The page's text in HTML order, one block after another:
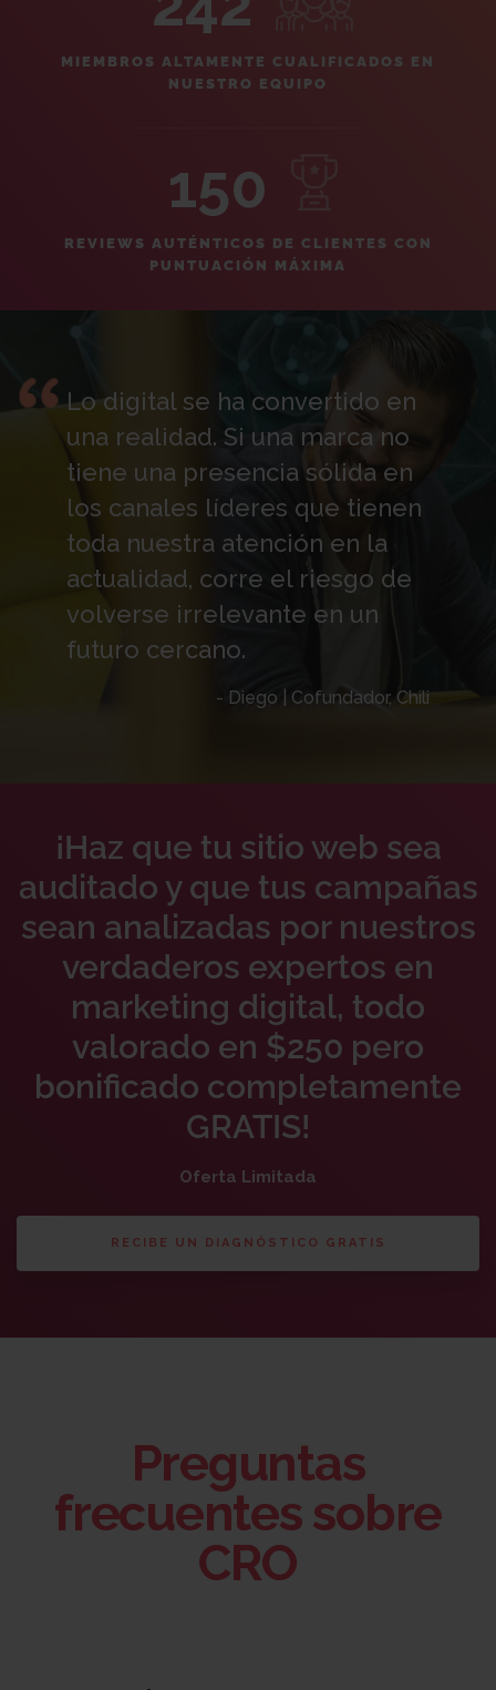
MIEMBROS ALTAMENTE CUALIFICADOS EN
NUESTRO EQUIPO
150
REVIEWS AUTÉNTICOS DE CLIENTES CON
PUNTUACIÓN MÁXIMA
Lo digital se ha convertido en
una realidad. Si una marca no
tiene una presencia sólida en
los canales líderes que tienen
toda nuestra atención en la
actualidad, corre el riesgo de
volverse irrelevante en un
futuro cercano.
- Diego | Cofundador, Chili
¡Haz que tu sitio web sea
auditado y que tus campañas
sean analizadas por nuestros
verdaderos expertos en
marketing digital, todo
valorado en $250 pero
bonificado completamente
GRATIS!
Oferta Limitada
RECIBE UN DIAGNÓSTICO GRATIS
Preguntas
frecuentes sobre
CRO